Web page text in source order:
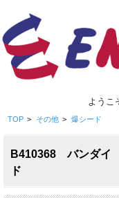
ようこ
TOP > その他 > 爆シード
B410368 バンダイ
ド